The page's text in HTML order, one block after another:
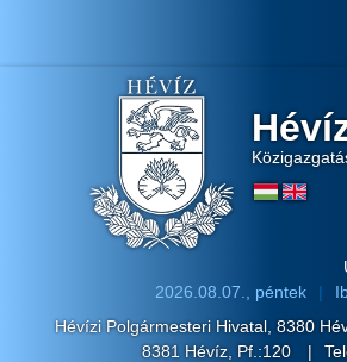
2026.08.07., péntek
Hévízi Polgármesteri Hivatal, 8380
8381 Hévíz, Pf.:120